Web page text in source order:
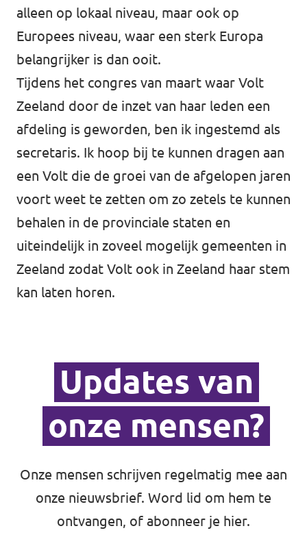
alleen op lokaal niveau, maar ook op
Europees niveau, waar een sterk Europa
belangrijker is dan ooit.
Tijdens het congres van maart waar Volt
Zeeland door de inzet van haar leden een
afdeling is geworden, ben ik ingestemd als
secretaris. Ik hoop bij te kunnen dragen aan
een Volt die de groei van de afgelopen jaren
voort weet te zetten om zo zetels te kunnen
behalen in de provinciale staten en
uiteindelijk in zoveel mogelijk gemeenten in
Zeeland zodat Volt ook in Zeeland haar stem
kan laten horen.
Updates van
onze mensen?
Onze mensen schrijven regelmatig mee aan
onze nieuwsbrief. Word lid om hem te
ontvangen, of abonneer je hier.